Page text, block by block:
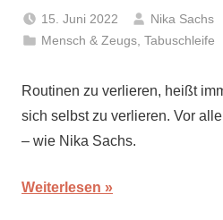
15. Juni 2022
Nika Sachs
Mensch & Zeugs ,Tabuschleife
Routinen zu verlieren, heißt
sich selbst zu verlieren. Vor
– wie Nika Sachs.
Weiterlesen